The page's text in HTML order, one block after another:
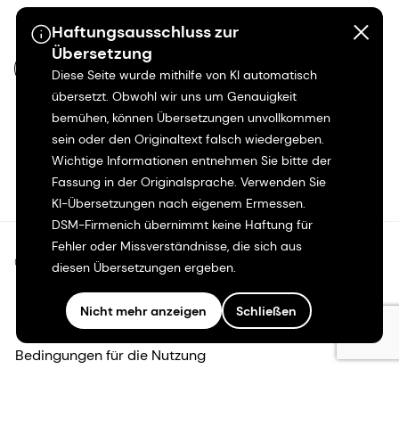
Haftungsausschluss zur
Übersetzung
Diese Seite wurde mithilfe von KI automatisch
übersetzt. Obwohl wir uns um Genauigkeit
bemühen, können Übersetzungen unvollkommen
sein oder den Originaltext falsch wiedergeben.
Wichtige Informationen entnehmen Sie bitte der
Fassung in der Originalsprache. Verwenden Sie
KI-Übersetzungen nach eigenem Ermessen.
DSM-Firmenich übernimmt keine Haftung für
Fehler oder Missverständnisse, die sich aus
diesen Übersetzungen ergeben.
Nicht mehr anzeigen Schließen
DE-DE
©2026 dsm-firmenich. Alle Rechte vorbehalten.
Hinweis zum Datenschutz
Bedingungen für die Nutzung